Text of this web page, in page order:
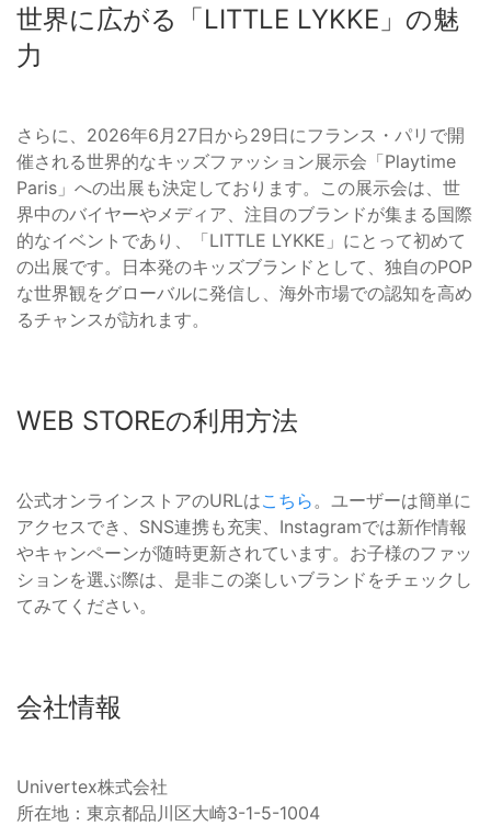
世界に広がる「LITTLE LYKKE」の魅
力
さらに、2026年6月27日から29日にフランス・パリで開
催される世界的なキッズファッション展示会「Playtime
Paris」への出展も決定しております。この展示会は、世
界中のバイヤーやメディア、注目のブランドが集まる国際
的なイベントであり、「LITTLE LYKKE」にとって初めて
の出展です。日本発のキッズブランドとして、独自のPOP
な世界観をグローバルに発信し、海外市場での認知を高め
るチャンスが訪れます。
WEB STOREの利用方法
公式オンラインストアのURLはこちら。ユーザーは簡単に
アクセスでき、SNS連携も充実、Instagramでは新作情報
やキャンペーンが随時更新されています。お子様のファッ
ションを選ぶ際は、是非この楽しいブランドをチェックし
てみてください。
会社情報
Univertex株式会社
所在地：東京都品川区大崎3-1-5-1004